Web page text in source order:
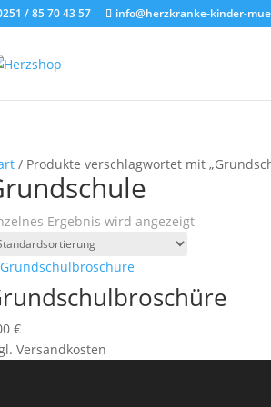
/ 85 70 43 57 info@herzkranke-kinder-
/ Produkte verschlagwortet mit
Ergebnis wird angezeigt
€
Versandkosten